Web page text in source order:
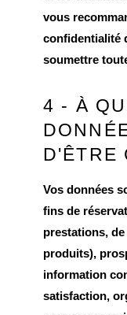
vous
confidentialité
soumettre
4 - À
D'ÊTRE
Vos données
fins de
prestations,
produits),
information
satisfaction,